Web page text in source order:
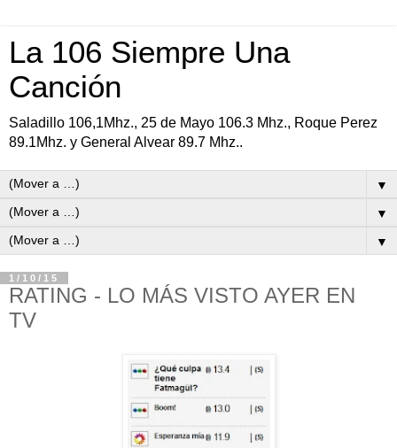
La 106 Siempre Una
Canción
Saladillo 106,1Mhz., 25 de Mayo 106.3 Mhz., Roque Perez
89.1Mhz. y General Alvear 89.7 Mhz..
▼
▼
▼
1/10/15
RATING - LO MÁS VISTO AYER EN
TV